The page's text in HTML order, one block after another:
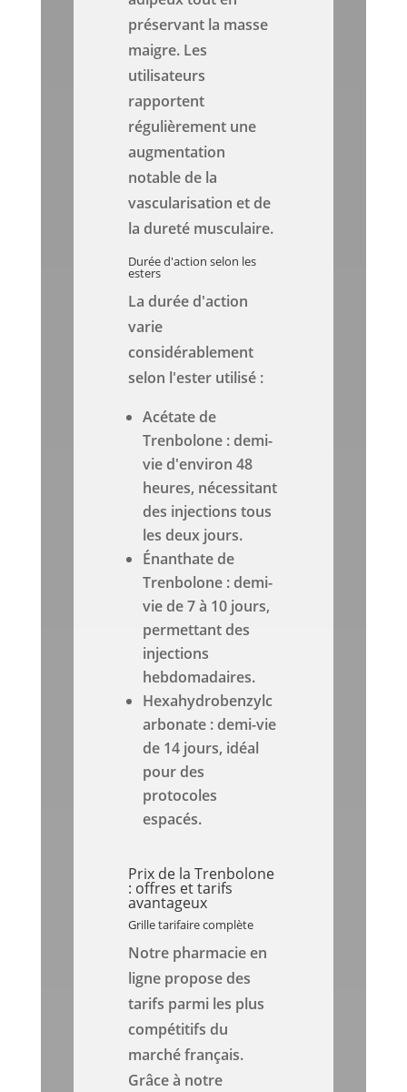
préservant la masse
maigre. Les
utilisateurs
rapportent
régulièrement une
augmentation
notable de la
vascularisation et de
la dureté musculaire.
Durée d'action selon les
esters
La durée d'action
varie
considérablement
selon l'ester utilisé :
Acétate de
Trenbolone : demi-
vie d'environ 48
heures, nécessitant
des injections tous
les deux jours.
Énanthate de
Trenbolone : demi-
vie de 7 à 10 jours,
permettant des
injections
hebdomadaires.
Hexahydrobenzylc
arbonate : demi-vie
de 14 jours, idéal
pour des
protocoles
espacés.
Prix de la Trenbolone
: offres et tarifs
avantageux
Grille tarifaire complète
Notre pharmacie en
ligne propose des
tarifs parmi les plus
compétitifs du
marché français.
Grâce à notre